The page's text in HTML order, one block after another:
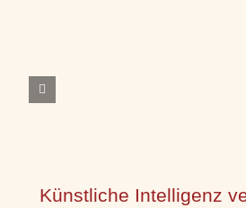
Künstliche Intelligenz